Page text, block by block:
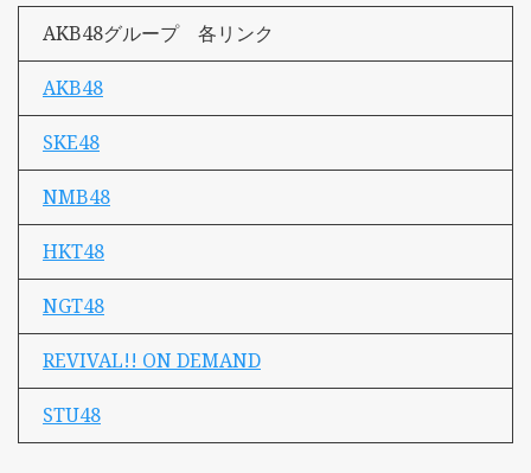
AKB48グループ 各リンク
AKB48
SKE48
NMB48
HKT48
NGT48
REVIVAL!! ON DEMAND
STU48